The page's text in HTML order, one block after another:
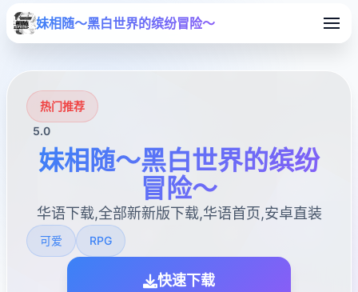
妹相随～黑白世界的缤纷冒险～
热门推荐
5.0
妹相随～黑白世界的缤纷
冒险～
华语下载,全部新新版下载,华语首页,安卓直装
可爱 RPG
快速下载